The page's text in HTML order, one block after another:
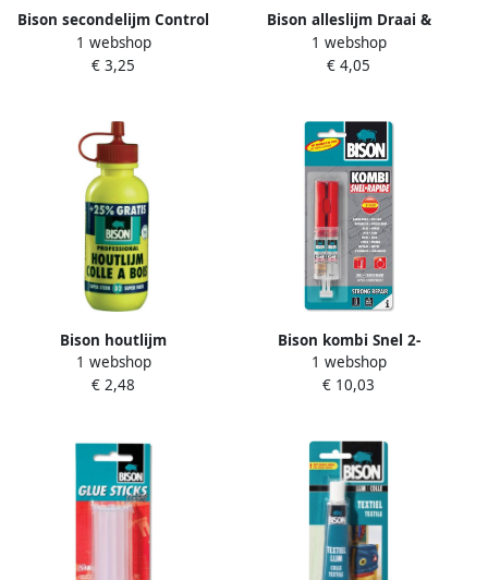
Bison secondelijm Control
Vloeibaar tube van 3 g op
blister
1 webshop
€ 3,25
Bison alleslijm Draai &
Doseer 90 ml flacon
1 webshop
€ 4,05
Bison houtlijm
1 webshop
€ 2,48
Bison kombi Snel 2-
componentenlijm
1 webshop
€ 10,03